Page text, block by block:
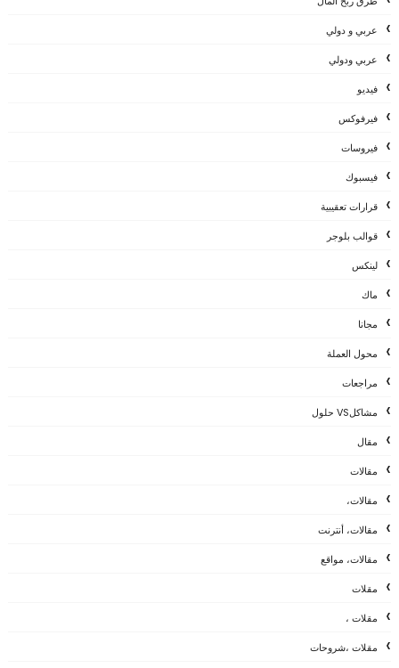
عربي و دولي
عربي ودولي
فيديو
فيرفوكس
فيروسات
فيسبوك
قرارات تعقيبية
قوالب بلوجر
لينكس
ماك
مجانا
محول العملة
مراجعات
مشاكلVS حلول
مقال
مقالات
مقالات،
مقالات، أنترنت
مقالات، مواقع
مقلات
مقلات ،
مقلات ،شروحات